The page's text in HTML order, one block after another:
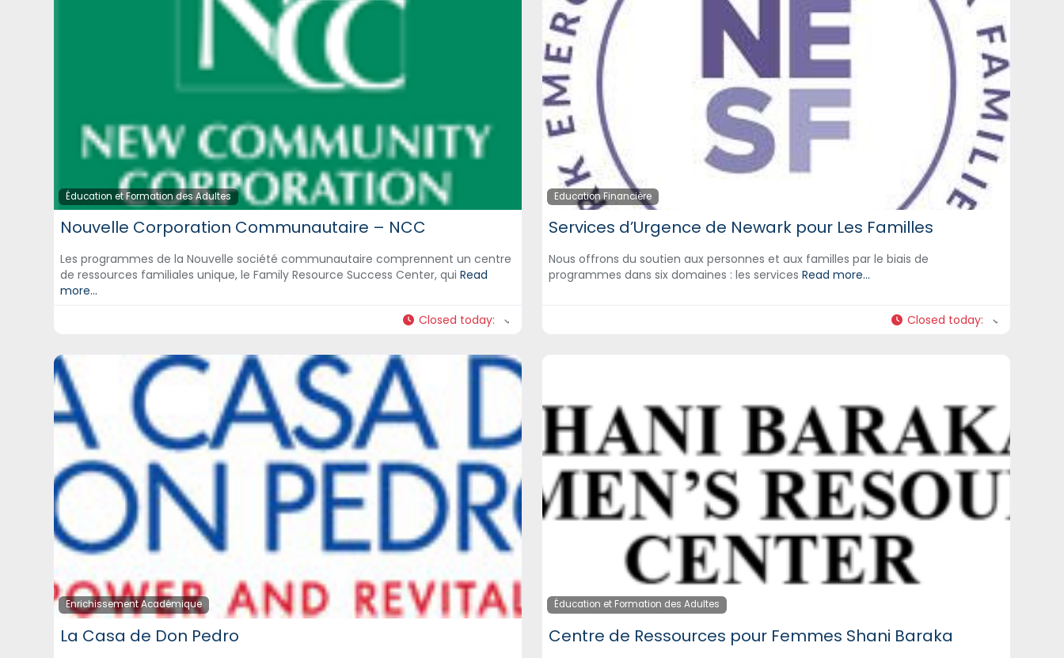
Éducation et Formation des Adultes
Nouvelle Corporation Communautaire – NCC
Les programmes de la Nouvelle société communautaire comprennent un centre
de ressources familiales unique, le Family Resource Success Center, quiRead
more...
Closed today:
Education Financière
Services d’Urgence de Newark pour Les Familles
Nous offrons du soutien aux personnes et aux familles par le biais de
programmes dans six domaines : les services Read more...
Closed today:
Enrichissement Académique
La Casa de Don Pedro
Éducation et Formation des Adultes
Centre de Ressources pour Femmes Shani Baraka